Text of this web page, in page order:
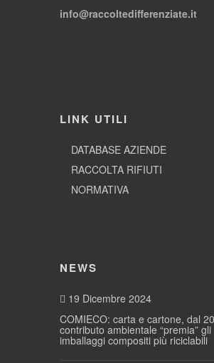
info@raccoltedifferenziate.it
LINK UTILI
DATABASE AZIENDE
RACCOLTA RIFIUTI
NORMATIVA
NEWS
19 Dicembre 2024
COMIECO: carta e cartone, dal
contributo ambientale “premia” gli
imballaggi compositi più riciclabili